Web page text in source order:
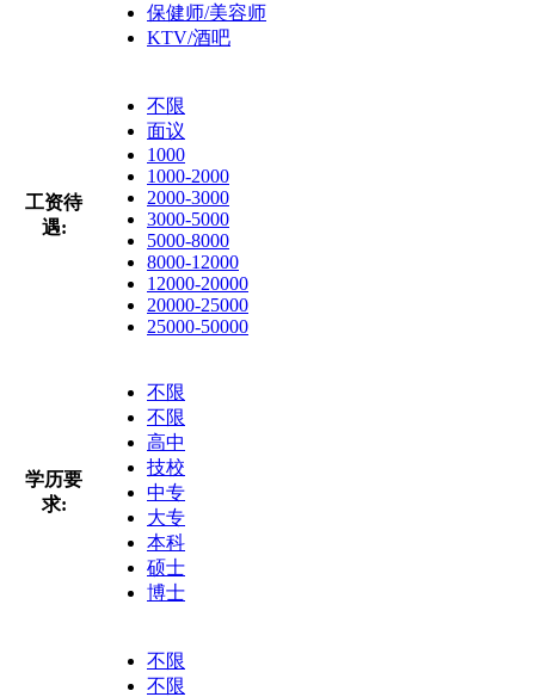
保健师/美容师
KTV/酒吧
工资待
遇:
不限
面议
1000
1000-2000
2000-3000
3000-5000
5000-8000
8000-12000
12000-20000
20000-25000
25000-50000
学历要
求:
不限
不限
高中
技校
中专
大专
本科
硕士
博士
不限
不限